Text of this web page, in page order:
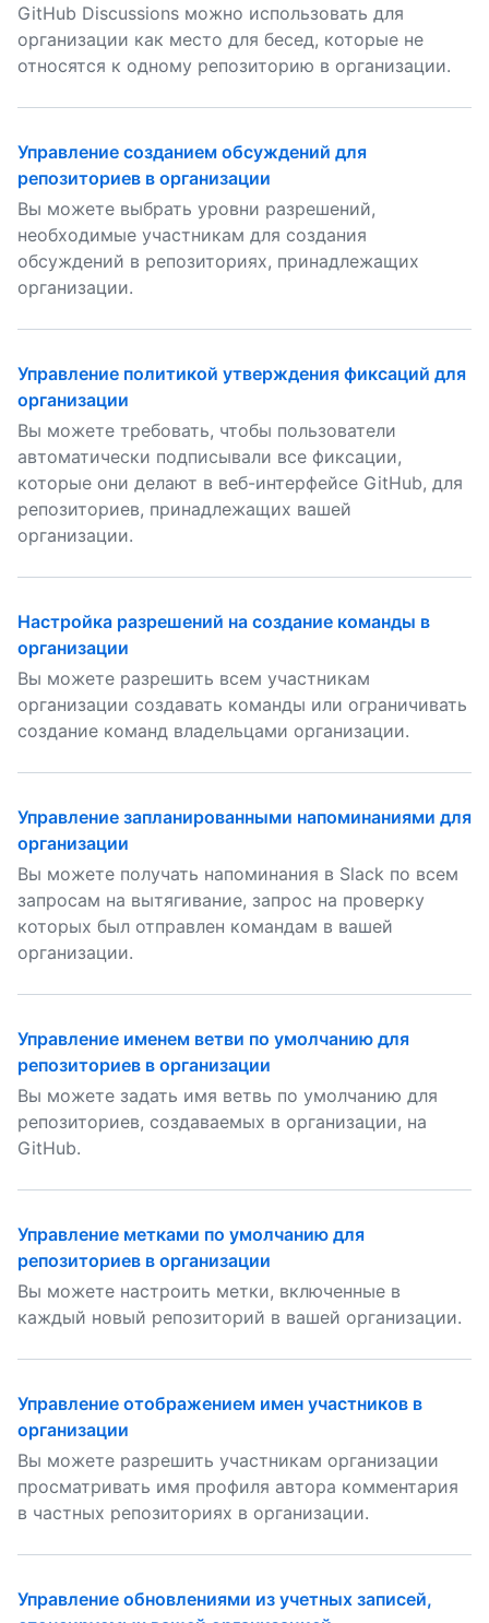
GitHub Discussions можно использовать для
организации как место для бесед, которые не
относятся к одному репозиторию в организации.
Управление созданием обсуждений для
репозиториев в организации
Вы можете выбрать уровни разрешений,
необходимые участникам для создания
обсуждений в репозиториях, принадлежащих
организации.
Управление политикой утверждения фиксаций для
организации
Вы можете требовать, чтобы пользователи
автоматически подписывали все фиксации,
которые они делают в веб-интерфейсе GitHub, для
репозиториев, принадлежащих вашей
организации.
Настройка разрешений на создание команды в
организации
Вы можете разрешить всем участникам
организации создавать команды или ограничивать
создание команд владельцами организации.
Управление запланированными напоминаниями для
организации
Вы можете получать напоминания в Slack по всем
запросам на вытягивание, запрос на проверку
которых был отправлен командам в вашей
организации.
Управление именем ветви по умолчанию для
репозиториев в организации
Вы можете задать имя ветвь по умолчанию для
репозиториев, создаваемых в организации, на
GitHub.
Управление метками по умолчанию для
репозиториев в организации
Вы можете настроить метки, включенные в
каждый новый репозиторий в вашей организации.
Управление отображением имен участников в
организации
Вы можете разрешить участникам организации
просматривать имя профиля автора комментария
в частных репозиториях в организации.
Управление обновлениями из учетных записей,